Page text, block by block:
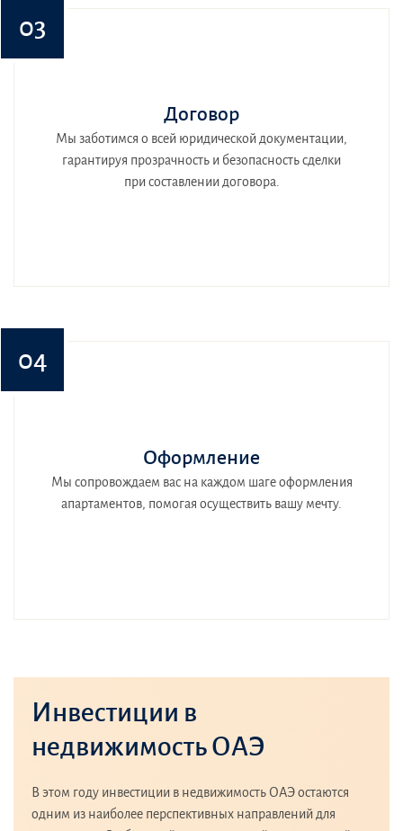
03
Договор
Мы заботимся о всей юридической документации,
гарантируя прозрачность и безопасность сделки
при составлении договора.
04
Оформление
Мы сопровождаем вас на каждом шаге оформления
апартаментов, помогая осуществить вашу мечту.
Инвестиции в
недвижимость ОАЭ
В этом году инвестиции в недвижимость ОАЭ остаются
одним из наиболее перспективных направлений для